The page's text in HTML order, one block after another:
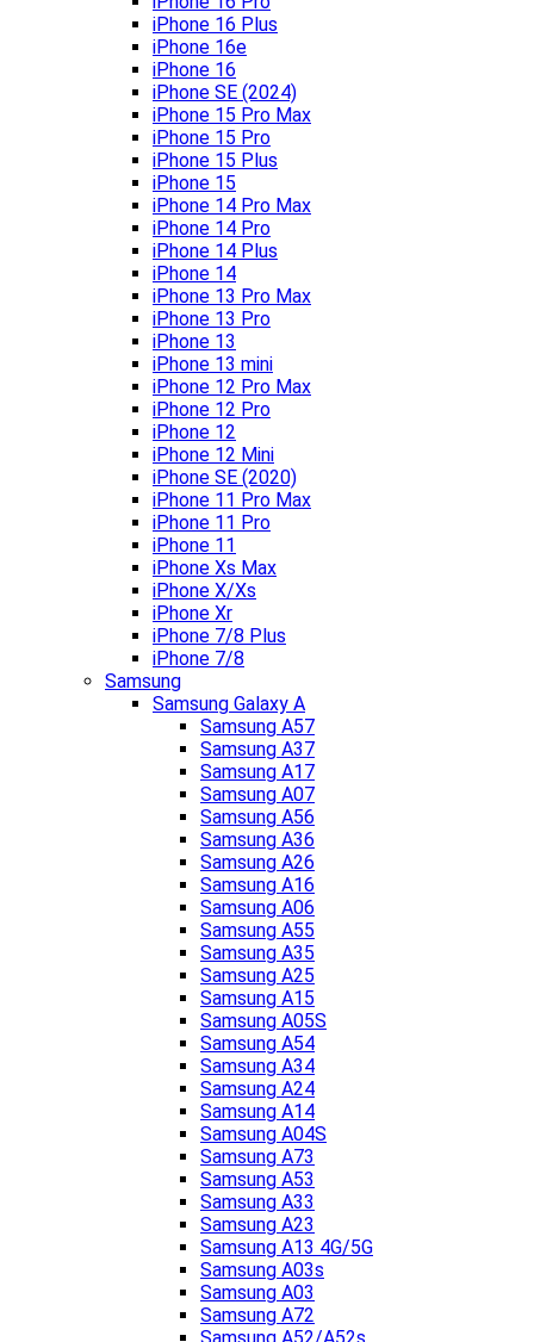
iPhone 16 Plus
iPhone 16e
iPhone 16
iPhone SE (2024)
iPhone 15 Pro Max
iPhone 15 Pro
iPhone 15 Plus
iPhone 15
iPhone 14 Pro Max
iPhone 14 Pro
iPhone 14 Plus
iPhone 14
iPhone 13 Pro Max
iPhone 13 Pro
iPhone 13
iPhone 13 mini
iPhone 12 Pro Max
iPhone 12 Pro
iPhone 12
iPhone 12 Mini
iPhone SE (2020)
iPhone 11 Pro Max
iPhone 11 Pro
iPhone 11
iPhone Xs Max
iPhone X/Xs
iPhone Xr
iPhone 7/8 Plus
iPhone 7/8
Samsung
Samsung Galaxy A
Samsung A57
Samsung A37
Samsung A17
Samsung A07
Samsung A56
Samsung A36
Samsung A26
Samsung A16
Samsung A06
Samsung A55
Samsung A35
Samsung A25
Samsung A15
Samsung A05S
Samsung A54
Samsung A34
Samsung A24
Samsung A14
Samsung A04S
Samsung A73
Samsung A53
Samsung A33
Samsung A23
Samsung A13 4G/5G
Samsung A03s
Samsung A03
Samsung A72